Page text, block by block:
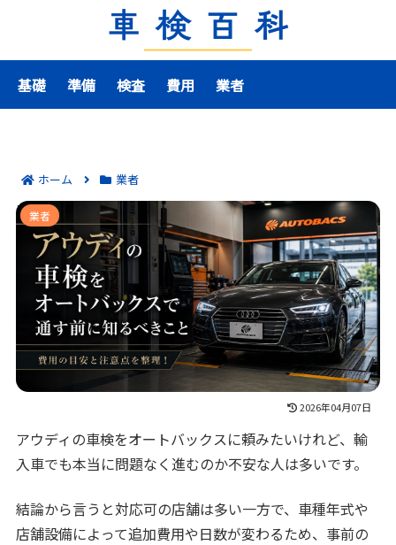
基礎 準備 検査 費用 業者
ホーム 業者
アウディの車検をオートバックスで通す前に知るべきこ
と｜費用の目安と注意点を整理！
業者
2026年04月07日
アウディの車検をオートバックスに頼みたいけれど、輸
入車でも本当に問題なく進むのか不安な人は多いです。
結論から言うと対応可の店舗は多い一方で、車種年式や
店舗設備によって追加費用や日数が変わるため、事前の